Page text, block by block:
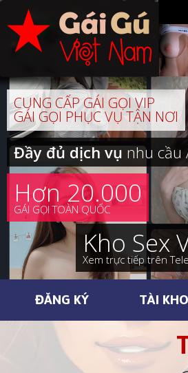
CUNG CẤP GÁI GỌI VIP
GÁI GỌI PHỤC VỤ TẬN NƠI
Đầy đủ dịch vụnhu cầu
Hơn 20.000
GÁI GỌI TOÀN QUỐC
Kho Sex
Xem trực tiếp trên
ĐĂNG KÝ TÀI